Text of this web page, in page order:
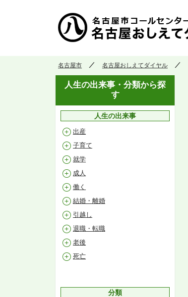
名古屋市 名古屋おしえてダイヤル
人生の出来事・分類から探
す
人生の出来事
出産
子育て
就学
成人
働く
結婚・離婚
引越し
退職・転職
老後
死亡
分類